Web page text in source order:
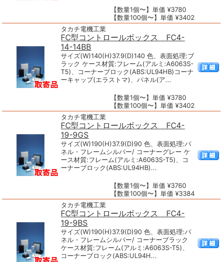
【数量1個〜】単価 ¥3780
【数量100個〜】単価 ¥3402
タカチ電機工業
FC型コントロールボックス FC4-
14-14BB
サイズ(W)140(H)37.9(D)140 色、表面処理:ブ
ラック ケース材質:フレーム(アルミ:A6063S-
T5)、コーナーブロック(ABS:UL94HB)コーナ
ーキャップ(エラストマ)、パネル(ア...
【数量1個〜】単価 ¥3780
【数量100個〜】単価 ¥3402
タカチ電機工業
FC型コントロールボックス FC4-
19-9GS
サイズ(W)190(H)37.9(D)90 色、表面処理:パ
ネル・フレームシルバー/ コーナーグレー ケ
ース材質:フレーム(アルミ:A6063S-T5)、コ
ーナーブロック(ABS:UL94HB)...
【数量1個〜】単価 ¥3760
【数量100個〜】単価 ¥3384
タカチ電機工業
FC型コントロールボックス FC4-
19-9BS
サイズ(W)190(H)37.9(D)90 色、表面処理:パ
ネル・フレームシルバー/ コーナーブラック
ケース材質:フレーム(アルミ:A6063S-T5)、
コーナーブロック(ABS:UL94H...